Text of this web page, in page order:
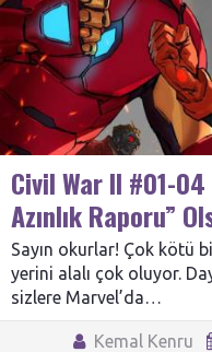
Civil War II #01-
Azınlık Raporu”
Sayın okurlar! Çok kötü
yerini alalı çok oluyor.
sizlere Marvel’da…
Kemal Kenru